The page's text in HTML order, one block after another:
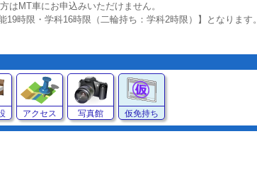
はMT車にお申込みいただけません。
19時限・学科16時限（二輪持ち：学科2時限）】となります。
アクセス 写真館 仮免持ち